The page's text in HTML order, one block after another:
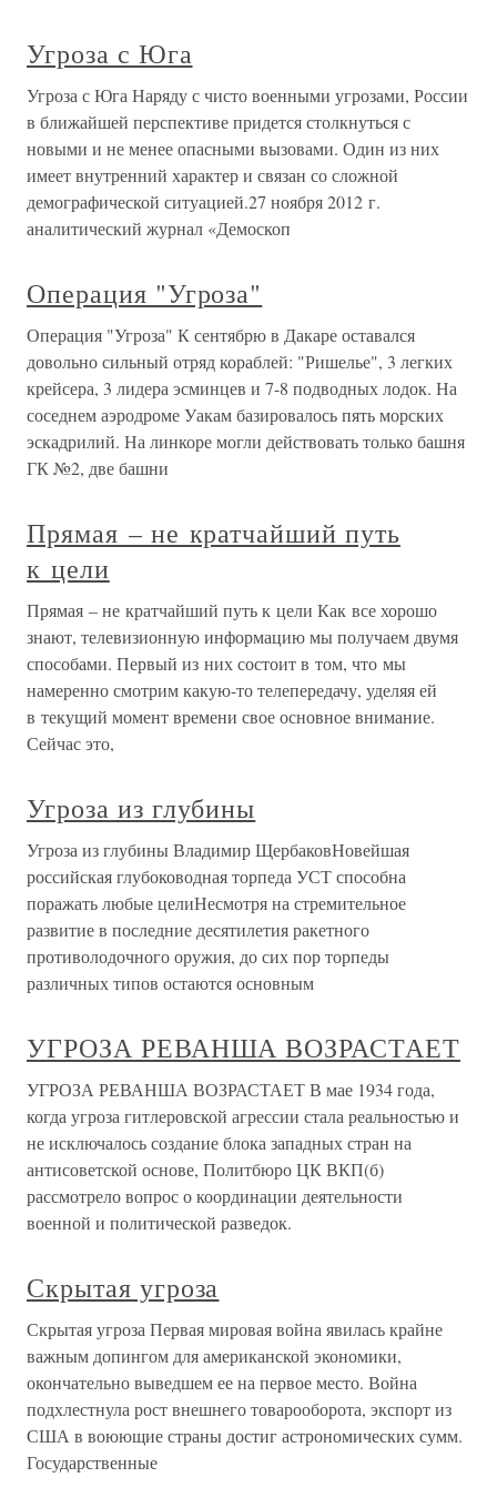
Угроза с Юга
Угроза с Юга Наряду с чисто военными угрозами, России
в ближайшей перспективе придется столкнуться с
новыми и не менее опасными вызовами. Один из них
имеет внутренний характер и связан со сложной
демографической ситуацией.27 ноября 2012 г.
аналитический журнал «Демоскоп
Операция "Угроза"
Операция "Угроза" К сентябрю в Дакаре оставался
довольно сильный отряд кораблей: "Ришелье", 3 легких
крейсера, 3 лидера эсминцев и 7-8 подводных лодок. На
соседнем аэродроме Уакам базировалось пять морских
эскадрилий. На линкоре могли действовать только башня
ГК №2, две башни
Прямая – не кратчайший путь
к цели
Прямая – не кратчайший путь к цели Как все хорошо
знают, телевизионную информацию мы получаем двумя
способами. Первый из них состоит в том, что мы
намеренно смотрим какую-то телепередачу, уделяя ей
в текущий момент времени свое основное внимание.
Сейчас это,
Угроза из глубины
Угроза из глубины Владимир ЩербаковНовейшая
российская глубоководная торпеда УСТ способна
поражать любые целиНесмотря на стремительное
развитие в последние десятилетия ракетного
противолодочного оружия, до сих пор торпеды
различных типов остаются основным
УГРОЗА РЕВАНША ВОЗРАСТАЕТ
УГРОЗА РЕВАНША ВОЗРАСТАЕТ В мае 1934 года,
когда угроза гитлеровской агрессии стала реальностью и
не исключалось создание блока западных стран на
антисоветской основе, Политбюро ЦК ВКП(б)
рассмотрело вопрос о координации деятельности
военной и политической разведок.
Скрытая угроза
Скрытая угроза Первая мировая война явилась крайне
важным допингом для американской экономики,
окончательно выведшем ее на первое место. Война
подхлестнула рост внешнего товарооборота, экспорт из
США в воюющие страны достиг астрономических сумм.
Государственные